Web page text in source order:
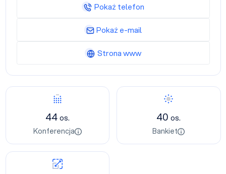
44os.
Konferencja
40os.
Bankiet
Pokaż telefon
Pokaż e-mail
Strona www